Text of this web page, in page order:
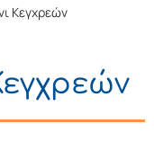
Κεγχρεών